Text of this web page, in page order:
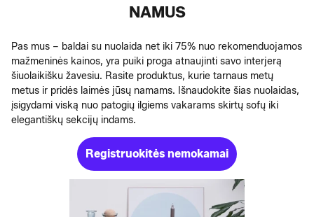
NAMUS
Pas mus – baldai su nuolaida net iki 75% nuo rekomenduojamos
mažmeninės kainos, yra puiki proga atnaujinti savo interjerą
šiuolaikišku žavesiu. Rasite produktus, kurie tarnaus metų
metus ir pridės laimės jūsų namams. Išnaudokite šias nuolaidas,
įsigydami viską nuo patogių ilgiems vakarams skirtų sofų iki
elegantiškų sekcijų indams.
Registruokitės nemokamai